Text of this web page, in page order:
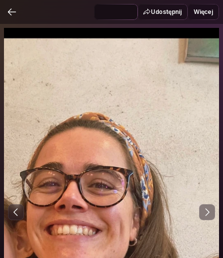
Udostępnij Więcej